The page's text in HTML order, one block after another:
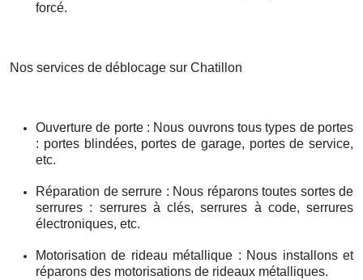
forcé.
Nos services de déblocage sur Chatillon
Ouverture de porte : Nous ouvrons tous types de portes
: portes blindées, portes de garage, portes de service,
etc.
Réparation de serrure : Nous réparons toutes sortes de
serrures : serrures à clés, serrures à code, serrures
électroniques, etc.
Motorisation de rideau métallique : Nous installons et
réparons des motorisations de rideaux métalliques.